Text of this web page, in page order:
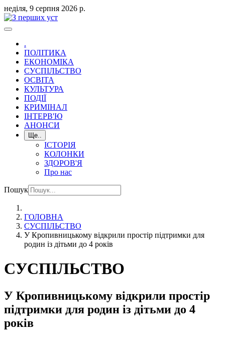
неділя, 9 серпня 2026 р.
.
ПОЛІТИКА
ЕКОНОМІКА
СУСПІЛЬСТВО
ОСВІТА
КУЛЬТУРА
ПОДІЇ
КРИМІНАЛ
ІНТЕРВ'Ю
АНОНСИ
Ще..
ІСТОРІЯ
КОЛОНКИ
ЗДОРОВ'Я
Про нас
Пошук
ГОЛОВНА
СУСПІЛЬСТВО
У Кропивницькому відкрили простір підтримки для
родин із дітьми до 4 років
СУСПІЛЬСТВО
У Кропивницькому відкрили простір
підтримки для родин із дітьми до 4
років